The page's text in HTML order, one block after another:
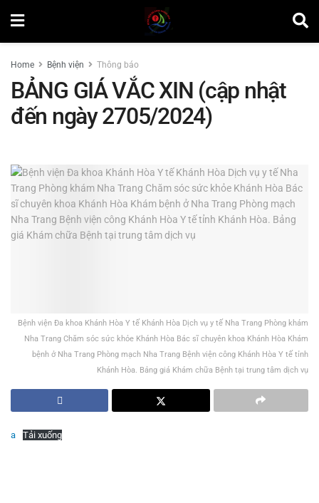
Home Bệnh viện Thông báo
BẢNG GIÁ VẮC XIN (cập nhật
đến ngày 2705/2024)
Bệnh viện Đa khoa Khánh Hòa Y tế Khánh Hòa Dịch vụ y tế Nha Trang Phòng khám
Nha Trang Chăm sóc sức khỏe Khánh Hòa Bác sĩ chuyên khoa Khánh Hòa Khám
bệnh ở Nha Trang Phòng mạch Nha Trang Bệnh viện công Khánh Hòa Y tế tỉnh
Khánh Hòa. Bảng giá Khám chữa Bệnh tại trung tâm dịch vụ
a Tải xuống